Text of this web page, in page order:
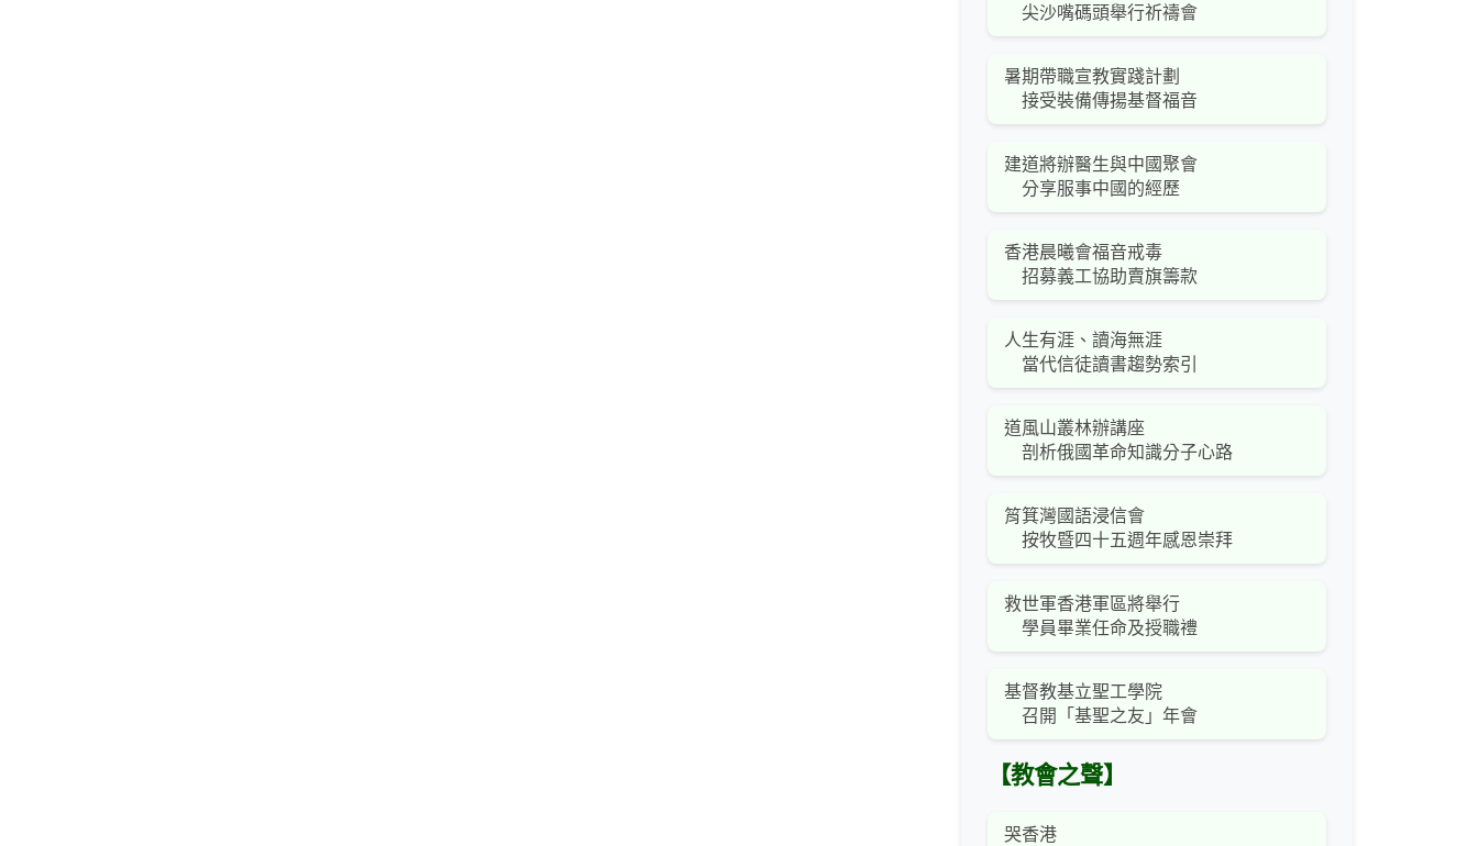
尖沙嘴碼頭舉行祈禱會
暑期帶職宣教實踐計劃
接受裝備傳揚基督福音
建道將辦醫生與中國聚會
分享服事中國的經歷
香港晨曦會福音戒毒
招募義工協助賣旗籌款
人生有涯、讀海無涯
當代信徒讀書趨勢索引
道風山叢林辦講座
剖析俄國革命知識分子心路
筲箕灣國語浸信會
按牧暨四十五週年感恩崇拜
救世軍香港軍區將舉行
學員畢業任命及授職禮
基督教基立聖工學院
召開「基聖之友」年會
【教會之聲】
哭香港